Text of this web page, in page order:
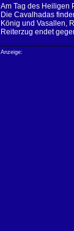
Am Tag des Heiligen
Die Cavalhadas
König und Vasallen,
Reiterzug endet
Anzeige: